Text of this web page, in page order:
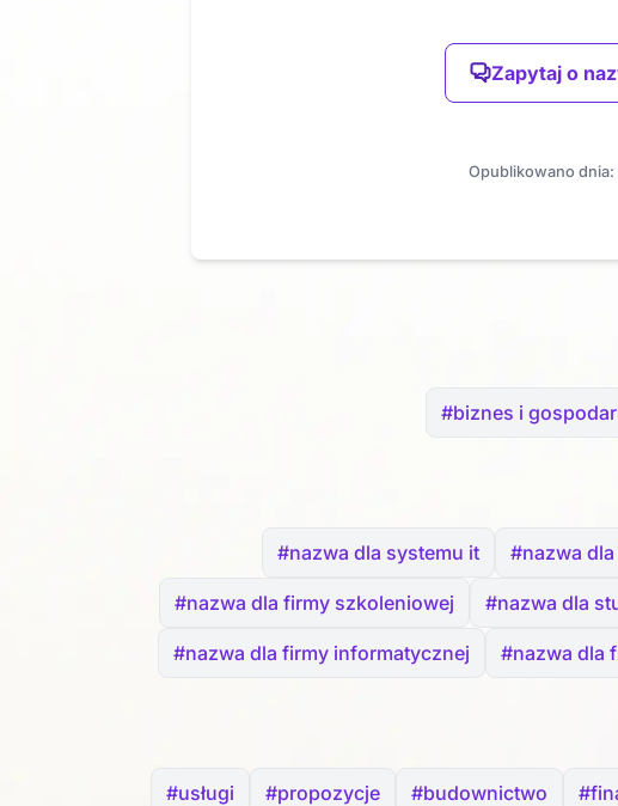
Zapytaj o
Opublikowano dnia:
#biznes i
#nazwa dla systemu it #nazwa
#nazwa dla firmy szkoleniowej #nazwa dla
#nazwa dla firmy informatycznej #nazwa dla
#usługi #propozycje #budownictwo